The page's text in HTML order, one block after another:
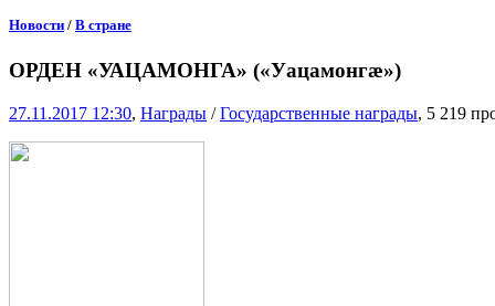
Новости / В стране
ОРДЕН «УАЦАМОНГА» («Уацамонгæ»)
27.11.2017 12:30, Награды /Государственные награды, 5 219